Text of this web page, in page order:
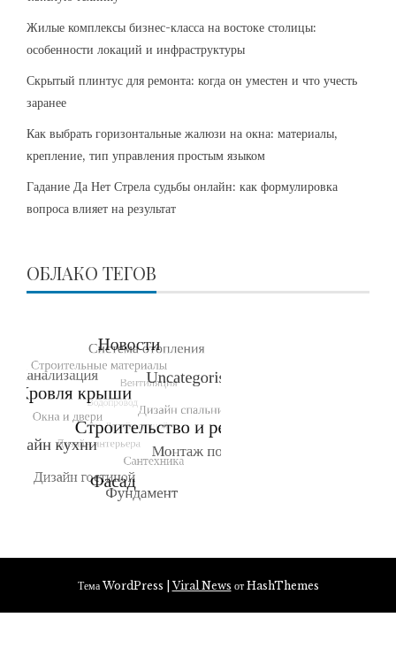
Жилые комплексы бизнес-класса на востоке столицы:
особенности локаций и инфраструктуры
Скрытый плинтус для ремонта: когда он уместен и что учесть
заранее
Как выбрать горизонтальные жалюзи на окна: материалы,
крепление, тип управления простым языком
Гадание Да Нет Стрела судьбы онлайн: как формулировка
вопроса влияет на результат
ОБЛАКО ТЕГОВ
Тема WordPress |Viral News от HashThemes